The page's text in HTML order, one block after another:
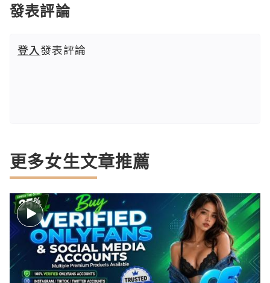
發表評論
登入發表評論
更多女生文章推薦